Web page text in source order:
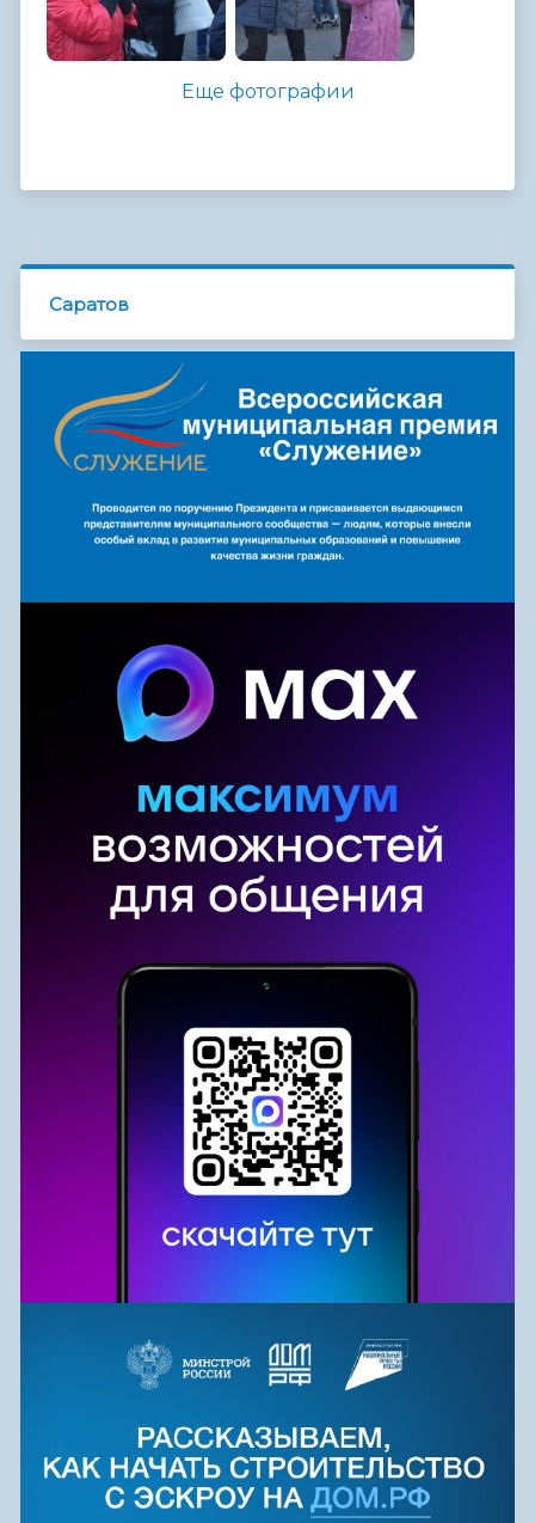
Еще фотографии
Саратов